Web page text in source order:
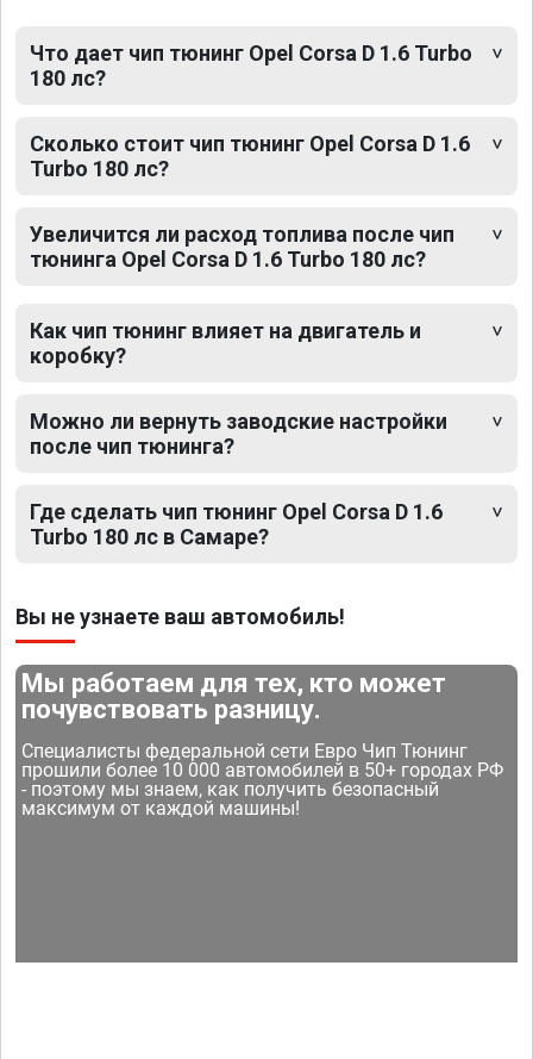
Что дает чип тюнинг Opel Corsa D 1.6 Turbo
180 лс?
Сколько стоит чип тюнинг Opel Corsa D 1.6
Turbo 180 лс?
Увеличится ли расход топлива после чип
тюнинга Opel Corsa D 1.6 Turbo 180 лс?
Как чип тюнинг влияет на двигатель и
коробку?
Можно ли вернуть заводские настройки
после чип тюнинга?
Где сделать чип тюнинг Opel Corsa D 1.6
Turbo 180 лс в Самаре?
Вы не узнаете ваш автомобиль!
Мы работаем для тех, кто может
почувствовать разницу.
Специалисты федеральной сети Евро Чип Тюнинг
прошили более 10 000 автомобилей в 50+ городах РФ
- поэтому мы знаем, как получить безопасный
максимум от каждой машины!